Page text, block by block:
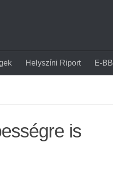
Helyszíni Riport E-BB
is